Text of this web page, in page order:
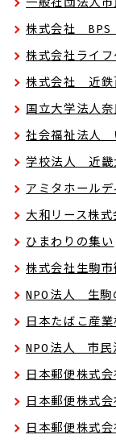
株式会社
株式会社ライ
株式会社 近
国立大学法人
社会福祉法人
学校法人 近畿
アミタホール
大和リース株
ひまわりの集い
株式会社生駒
NPO法人 生駒
日本たばこ産
NPO法人 市民
日本郵便株式
日本郵便株式
日本郵便株式